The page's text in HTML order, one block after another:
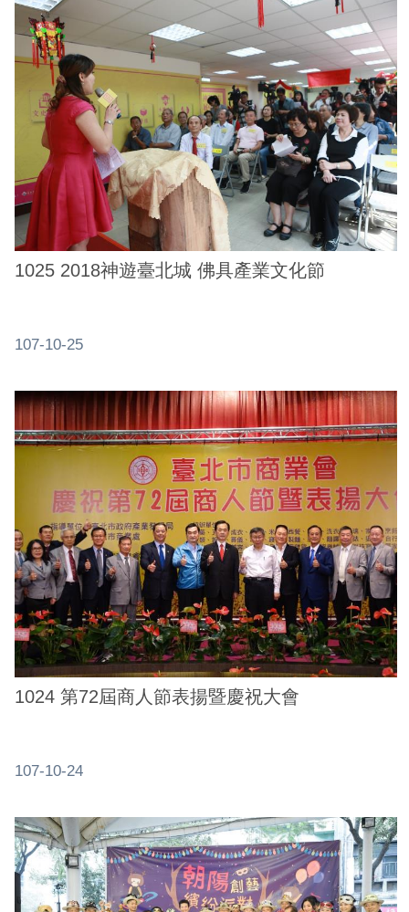
1025 2018神遊臺北城 佛具產業文化節
107-10-25
1024 第72屆商人節表揚暨慶祝大會
107-10-24